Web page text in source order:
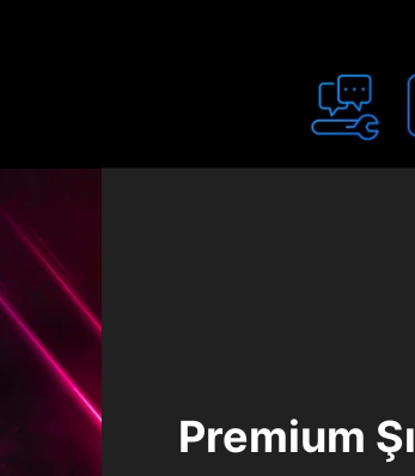
Premium